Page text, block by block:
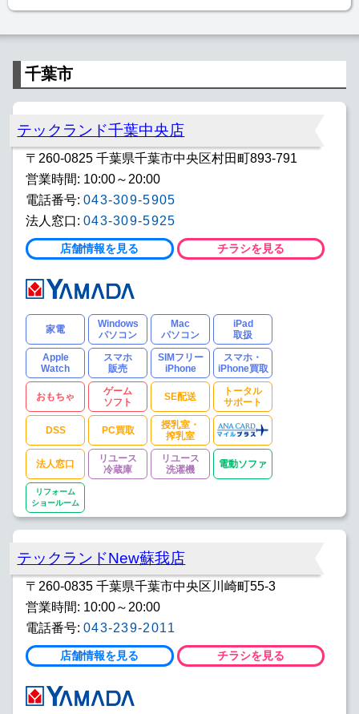
千葉市
テックランド千葉中央店
〒260-0825 千葉県千葉市中央区村田町893-791
営業時間: 10:00～20:00
電話番号: 043-309-5905
法人窓口: 043-309-5925
店舗情報を見る チラシを見る
家電
Windows
パソコン
Mac
パソコン
iPad
取扱
Apple
Watch
スマホ
販売
SIMフリー
iPhone
スマホ・
iPhone買取
おもちゃ
ゲーム
ソフト
SE配送
トータル
サポート
DSS PC買取
授乳室・
搾乳室
法人窓口
リユース
冷蔵庫
リユース
洗濯機
電動ソファ
リフォーム
ショールーム
テックランドNew蘇我店
〒260-0835 千葉県千葉市中央区川崎町55-3
営業時間: 10:00～20:00
電話番号: 043-239-2011
店舗情報を見る チラシを見る